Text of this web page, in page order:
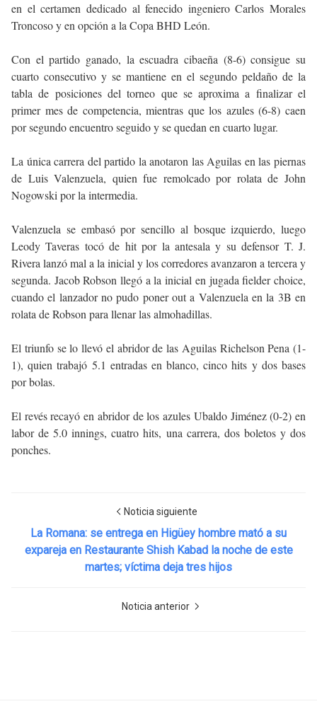
en el certamen dedicado al fenecido ingeniero Carlos Morales
Troncoso y en opción a la Copa BHD León.
Con el partido ganado, la escuadra cibaeña (8-6) consigue su
cuarto consecutivo y se mantiene en el segundo peldaño de la
tabla de posiciones del torneo que se aproxima a finalizar el
primer mes de competencia, mientras que los azules (6-8) caen
por segundo encuentro seguido y se quedan en cuarto lugar.
La única carrera del partido la anotaron las Aguilas en las piernas
de Luis Valenzuela, quien fue remolcado por rolata de John
Nogowski por la intermedia.
Valenzuela se embasó por sencillo al bosque izquierdo, luego
Leody Taveras tocó de hit por la antesala y su defensor T. J.
Rivera lanzó mal a la inicial y los corredores avanzaron a tercera y
segunda. Jacob Robson llegó a la inicial en jugada fielder choice,
cuando el lanzador no pudo poner out a Valenzuela en la 3B en
rolata de Robson para llenar las almohadillas.
El triunfo se lo llevó el abridor de las Aguilas Richelson Pena (1-
1), quien trabajó 5.1 entradas en blanco, cinco hits y dos bases
por bolas.
El revés recayó en abridor de los azules Ubaldo Jiménez (0-2) en
labor de 5.0 innings, cuatro hits, una carrera, dos boletos y dos
ponches.
Noticia siguiente
La Romana: se entrega en Higüey hombre mató a su
expareja en Restaurante Shish Kabad la noche de este
martes; víctima deja tres hijos
Noticia anterior